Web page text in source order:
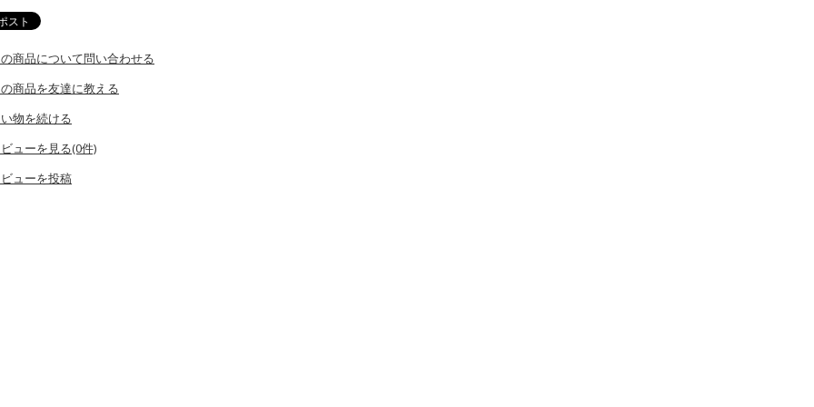
商品について問い合わせる
商品を友達に教える
物を続ける
ューを見る(0件)
ューを投稿